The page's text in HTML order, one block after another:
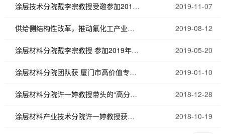
2019年省级预算内...
涂层技术分院戴李宗教授受邀参加2019
年全国高分子学...
2019-11-07
供给侧结构性改革，推动氟化工产业链
延伸——厦门大...
2019-08-12
涂层材料分院戴李宗教授 参加2019年全
国阻燃学术年会
2019-05-20
涂层材料分院团队获 厦门市高价值专利
组合培育项目立项
2019-01-10
涂层材料分院许一婷教授带头的“高分子
材料设计及功...
2018-12-28
涂层材料产业技术分院许一婷教授获第 2018-10-19